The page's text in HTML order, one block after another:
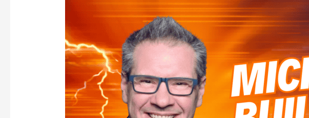
2026:
Die
5
Highlights
für
den
Mittelstand